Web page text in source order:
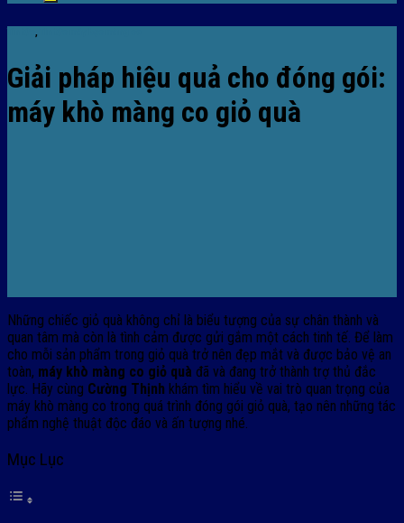
,
Giải pháp hiệu quả cho đóng gói:
máy khò màng co giỏ quà
Những chiếc giỏ quà không chỉ là biểu tượng của sự chân thành và
quan tâm mà còn là tình cảm được gửi gắm một cách tinh tế. Để làm
cho mỗi sản phẩm trong giỏ quà trở nên đẹp mắt và được bảo vệ an
toàn, máy khò màng co giỏ quà đã và đang trở thành trợ thủ đắc
lực. Hãy cùng Cường Thịnh khám tìm hiểu về vai trò quan trọng của
máy khò màng co trong quá trình đóng gói giỏ quà, tạo nên những tác
phẩm nghệ thuật độc đáo và ấn tượng nhé.
Mục Lục